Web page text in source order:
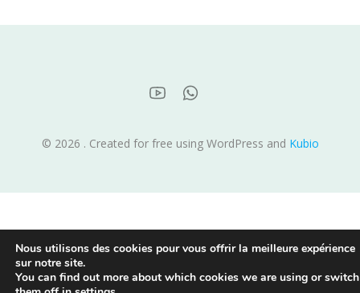
© 2026 . Created for free using WordPress and Kubio
Nous utilisons des cookies pour vous offrir la meilleure expérience
sur notre site.
You can find out more about which cookies we are using or switch